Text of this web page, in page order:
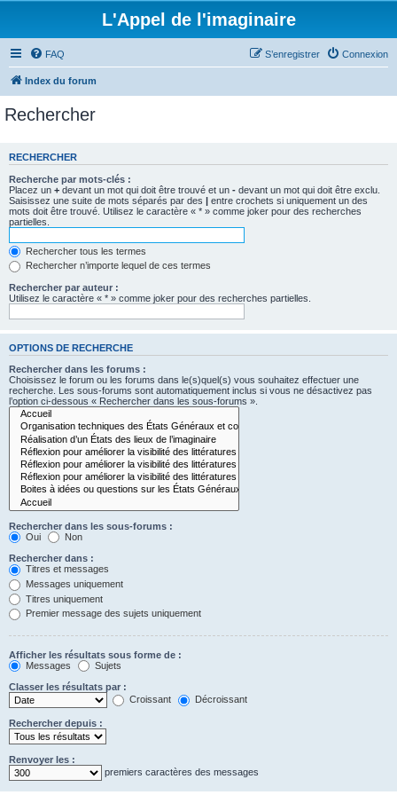
L'Appel de l'imaginaire
FAQ Connexion
S’enregistrer
Index du forum
Rechercher
RECHERCHER
Recherche par mots-clés :
Placez un + devant un mot qui doit être trouvé et un - devant un mot qui doit être exclu.
Saisissez une suite de mots séparés par des | entre crochets si uniquement un des
mots doit être trouvé. Utilisez le caractère « * » comme joker pour des recherches
partielles.
Rechercher tous les termes
Rechercher n’importe lequel de ces termes
Rechercher par auteur :
Utilisez le caractère « * » comme joker pour des recherches partielles.
OPTIONS DE RECHERCHE
Rechercher dans les forums :
Choisissez le forum ou les forums dans le(s)quel(s) vous souhaitez effectuer une
recherche. Les sous-forums sont automatiquement inclus si vous ne désactivez pas
l’option ci-dessous « Rechercher dans les sous-forums ».
Rechercher dans les sous-forums :
Oui
Non
Rechercher dans :
Titres et messages
Messages uniquement
Titres uniquement
Premier message des sujets uniquement
Afficher les résultats sous forme de :
Messages
Sujets
Classer les résultats par :
Croissant
Décroissant
Rechercher depuis :
Renvoyer les :
premiers caractères des messages